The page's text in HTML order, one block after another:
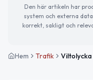
Den här artikeln har
system och externa
korrekt, sakligt och
Hem Trafik